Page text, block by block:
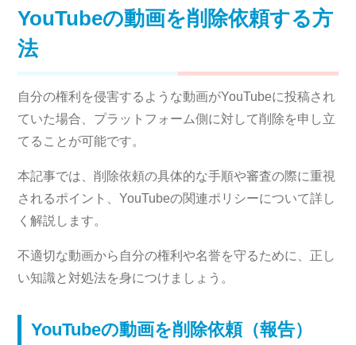
YouTubeの動画を削除依頼する方
法
自分の権利を侵害するような動画がYouTubeに投稿され
ていた場合、プラットフォーム側に対して削除を申し立
てることが可能です。
本記事では、削除依頼の具体的な手順や審査の際に重視
されるポイント、YouTubeの関連ポリシーについて詳し
く解説します。
不適切な動画から自分の権利や名誉を守るために、正し
い知識と対処法を身につけましょう。
YouTubeの動画を削除依頼（報告）